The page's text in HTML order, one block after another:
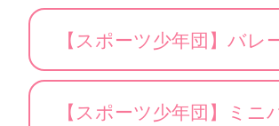
【スポーツ少年団】バレ
【スポーツ少年団】ミ